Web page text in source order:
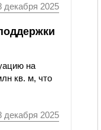
декабря 2025
на
кв. м, что
декабря 2025